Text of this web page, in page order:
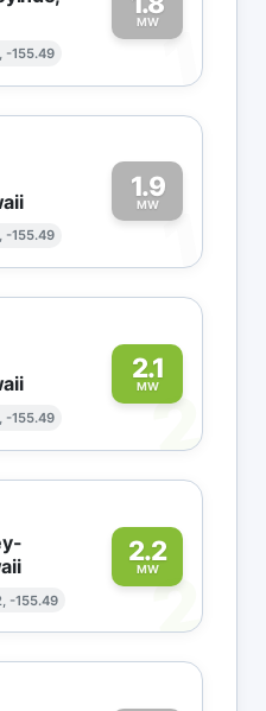
-155.49
MW1
-155.49
1.9
MW1
-155.49
2.1
MW
2
-155.49
2.2
MW2